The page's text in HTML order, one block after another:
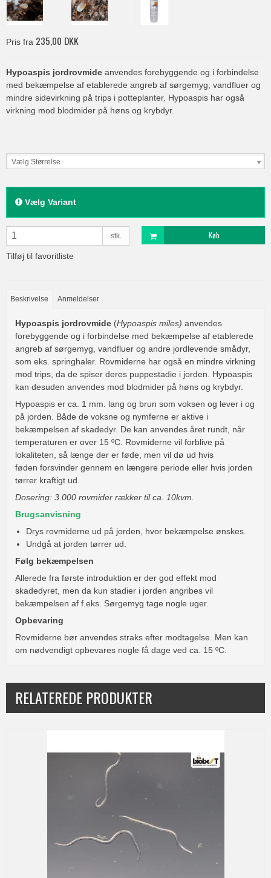
Pris fra 235,00 DKK
Hypoaspis jordrovmide anvendes forebyggende og i forbindelse
med bekæmpelse af etablerede angreb af sørgemyg, vandfluer og
mindre sidevirkning på trips i potteplanter. Hypoaspis har også
virkning mod blodmider på høns og krybdyr.
Vælg Størrelse
Vælg Variant
stk. Køb
Tilføj til favoritliste
Beskrivelse Anmeldelser
Hypoaspis jordrovmide (Hypoaspis miles) anvendes
forebyggende og i forbindelse med bekæmpelse af etablerede
angreb af sørgemyg, vandfluer og andre jordlevende smådyr,
som eks. springhaler. Rovmiderne har også en mindre virkning
mod trips, da de spiser deres puppestadie i jorden. Hypoaspis
kan desuden anvendes mod blodmider på høns og krybdyr.
Hypoaspis er ca. 1 mm. lang og brun som voksen og lever i og
på jorden. Både de voksne og nymferne er aktive i
bekæmpelsen af skadedyr. De kan anvendes året rundt, når
temperaturen er over 15 ºC. Rovmiderne vil forblive på
lokaliteten, så længe der er føde, men vil dø ud hvis
føden forsvinder gennem en længere periode eller hvis jorden
tørrer kraftigt ud.
Dosering: 3.000 rovmider rækker til ca. 10kvm.
Brugsanvisning
Drys rovmiderne ud på jorden, hvor bekæmpelse ønskes.
Undgå at jorden tørrer ud.
Følg bekæmpelsen
Allerede fra første introduktion er der god effekt mod
skadedyret, men da kun stadier i jorden angribes vil
bekæmpelsen af f.eks. Sørgemyg tage nogle uger.
Opbevaring
Rovmiderne bør anvendes straks efter modtagelse. Men kan
om nødvendigt opbevares nogle få dage ved ca. 15 ºC.
RELATEREDE PRODUKTER